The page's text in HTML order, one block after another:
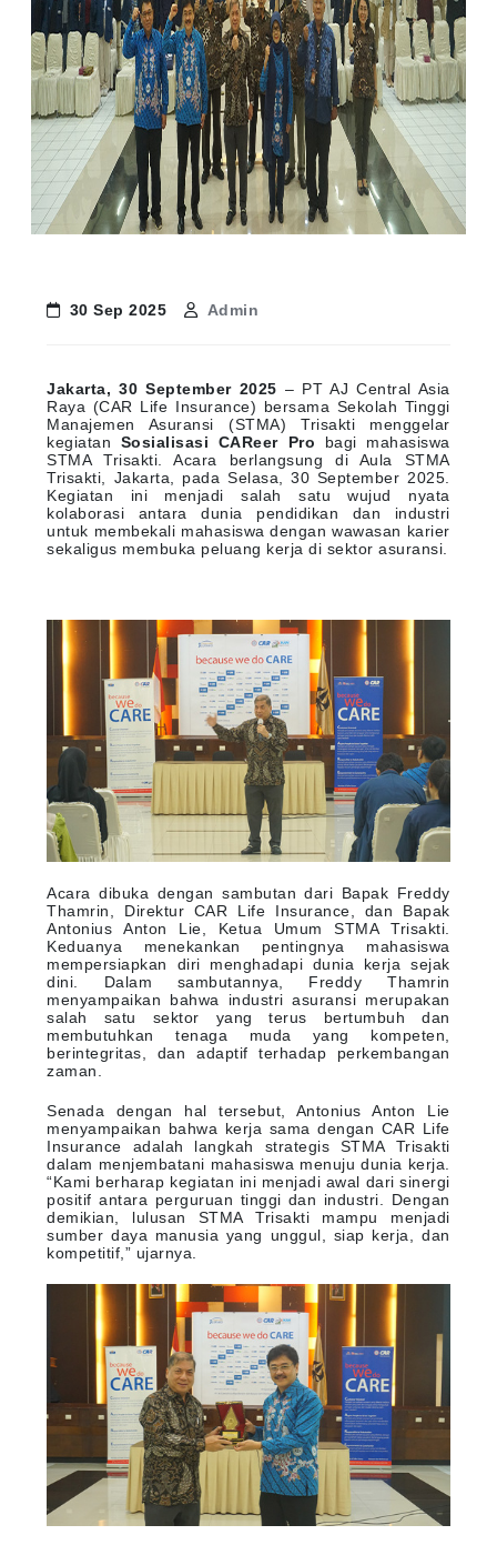
30 Sep 2025 Admin
Jakarta, 30 September 2025 – PT AJ Central Asia
Raya (CAR Life Insurance) bersama Sekolah Tinggi
Manajemen Asuransi (STMA) Trisakti menggelar
kegiatan Sosialisasi CAReer Pro bagi mahasiswa
STMA Trisakti. Acara berlangsung di Aula STMA
Trisakti, Jakarta, pada Selasa, 30 September 2025.
Kegiatan ini menjadi salah satu wujud nyata
kolaborasi antara dunia pendidikan dan industri
untuk membekali mahasiswa dengan wawasan karier
sekaligus membuka peluang kerja di sektor asuransi.
Acara dibuka dengan sambutan dari Bapak Freddy
Thamrin, Direktur CAR Life Insurance, dan Bapak
Antonius Anton Lie, Ketua Umum STMA Trisakti.
Keduanya menekankan pentingnya mahasiswa
mempersiapkan diri menghadapi dunia kerja sejak
dini. Dalam sambutannya, Freddy Thamrin
menyampaikan bahwa industri asuransi merupakan
salah satu sektor yang terus bertumbuh dan
membutuhkan tenaga muda yang kompeten,
berintegritas, dan adaptif terhadap perkembangan
zaman.
Senada dengan hal tersebut, Antonius Anton Lie
menyampaikan bahwa kerja sama dengan CAR Life
Insurance adalah langkah strategis STMA Trisakti
dalam menjembatani mahasiswa menuju dunia kerja.
“Kami berharap kegiatan ini menjadi awal dari sinergi
positif antara perguruan tinggi dan industri. Dengan
demikian, lulusan STMA Trisakti mampu menjadi
sumber daya manusia yang unggul, siap kerja, dan
kompetitif,” ujarnya.